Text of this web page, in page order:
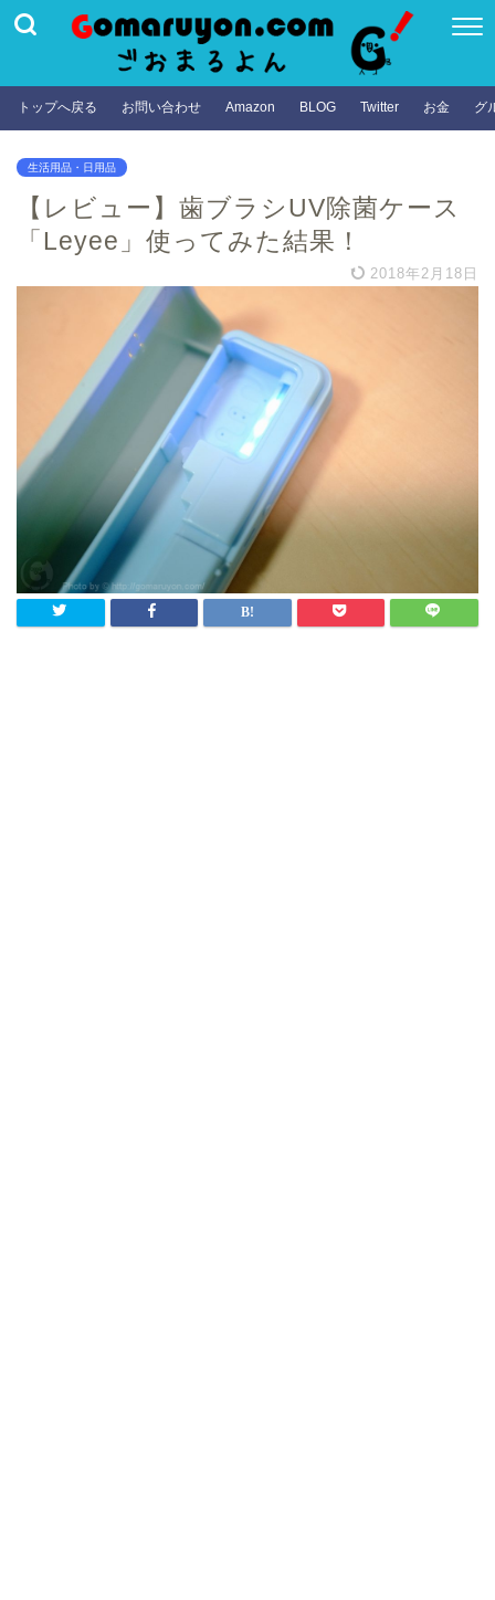
トップへ戻る お問い合わせ Amazon BLOG Twitter お金 グ
生活用品・日用品
【レビュー】歯ブラシUV除菌ケース
「Leyee」使ってみた結果！
2018年2月18日